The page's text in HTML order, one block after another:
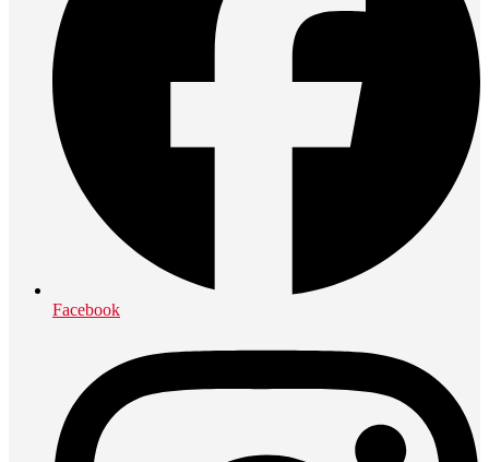
Facebook